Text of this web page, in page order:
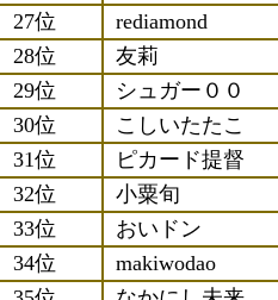
27位
rediamond
28位
友莉
29位
シュガー００
30位
こしいたたこ
31位
ピカード提督
32位
小粟旬
33位
おいドン
34位
makiwodao